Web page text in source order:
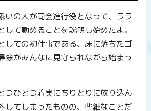
いの人が司会進行役となって、ララ
して勤めることを説明し始めたよ。
しての初仕事である、床に落ちたゴ
除がみんなに見守られながら始まっ
つひとつ着実にちりとりに放り込ん
してしまったものの、些細なことだ